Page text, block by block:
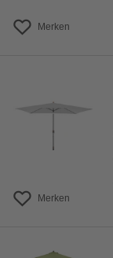
Merken
Merken